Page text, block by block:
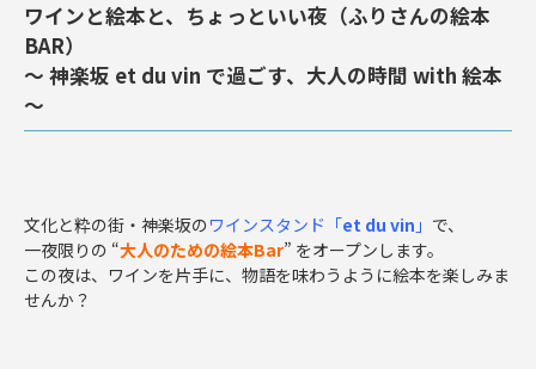
ワインと絵本と、ちょっといい夜（ふりさんの絵本
BAR）
～ 神楽坂 et du vin で過ごす、大人の時間 with 絵本
～
文化と粋の街・神楽坂の ワインスタンド「et du vin 」 で、
一夜限りの “大人のための絵本Bar” をオープンします。
この夜は、ワインを片手に、物語を味わうように絵本を楽しみま
せんか？